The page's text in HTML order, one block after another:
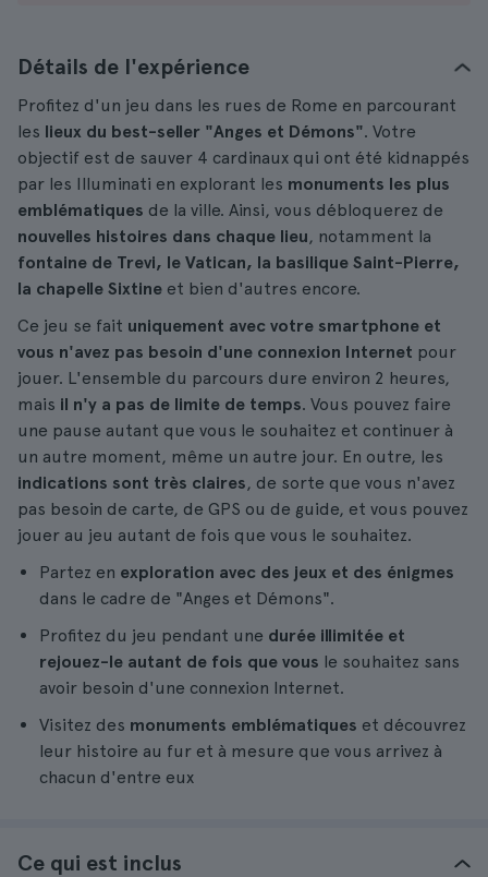
Détails de l'expérience
Profitez d'un jeu dans les rues de Rome en parcourant
les lieux du best-seller "Anges et Démons". Votre
objectif est de sauver 4 cardinaux qui ont été kidnappés
par les Illuminati en explorant les monuments les plus
emblématiques de la ville. Ainsi, vous débloquerez de
nouvelles histoires dans chaque lieu, notamment la
fontaine de Trevi, le Vatican, la basilique Saint-Pierre,
la chapelle Sixtine et bien d'autres encore.
Ce jeu se fait uniquement avec votre smartphone et
vous n'avez pas besoin d'une connexion Internet pour
jouer. L'ensemble du parcours dure environ 2 heures,
mais il n'y a pas de limite de temps. Vous pouvez faire
une pause autant que vous le souhaitez et continuer à
un autre moment, même un autre jour. En outre, les
indications sont très claires, de sorte que vous n'avez
pas besoin de carte, de GPS ou de guide, et vous pouvez
jouer au jeu autant de fois que vous le souhaitez.
Partez en exploration avec des jeux et des énigmes
dans le cadre de "Anges et Démons".
Profitez du jeu pendant une durée illimitée et
rejouez-le autant de fois que vous le souhaitez sans
avoir besoin d'une connexion Internet.
Visitez des monuments emblématiques et découvrez
leur histoire au fur et à mesure que vous arrivez à
chacun d'entre eux
Ce qui est inclus